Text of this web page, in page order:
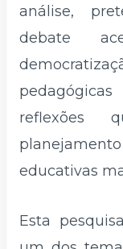
análise,
debate
reflexões
educativas
Esta